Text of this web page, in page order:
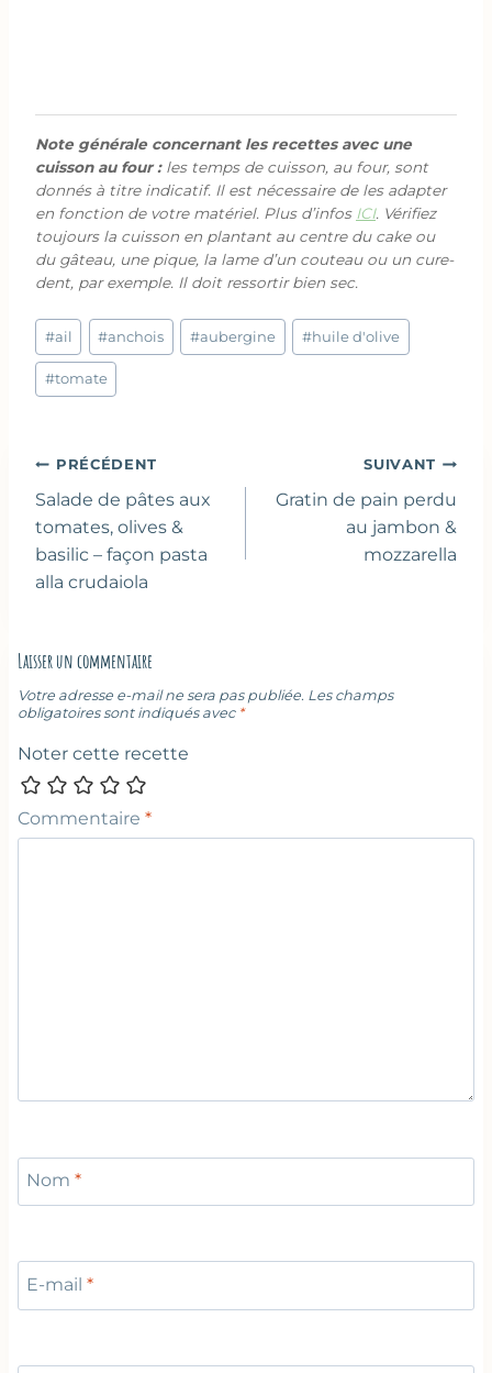
Note générale concernant les recettes avec une
cuisson au four :les temps de cuisson, au four, sont
donnés à titre indicatif. Il est nécessaire de les adapter
en fonction de votre matériel. Plus d’infos ICI. Vérifiez
toujours la cuisson en plantant au centre du cake ou
du gâteau, une pique, la lame d’un couteau ou un cure-
dent, par exemple. Il doit ressortir bien sec.
Étiquettes
de
la
#ail #anchois #aubergine #huile d'olive
#tomate
Navigation
de
l’article
PRÉCÉDENT
Salade de pâtes aux
tomates, olives &
basilic – façon pasta
alla crudaiola
SUIVANT
Gratin de pain perdu
au jambon &
mozzarella
Laisser un commentaire
Votre adresse e-mail ne sera pas publiée. Les champs
obligatoires sont indiqués avec *
Noter cette recette
Commentaire *
Nom *
E-mail *